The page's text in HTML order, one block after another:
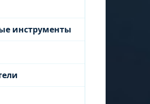
инструменты